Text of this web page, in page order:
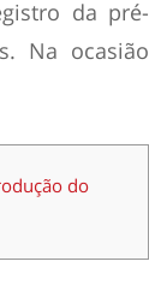
da pré-
Na ocasião
do